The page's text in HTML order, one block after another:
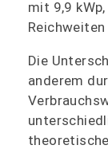
mit 9,9
Die
anderem